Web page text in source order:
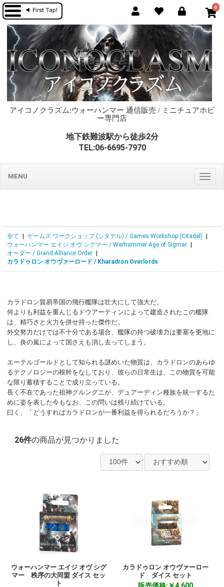
0
アイコノクラズム:ウォーハンマー 通信販売 / ミニチュアホビ
ー専門店
地下鉄難波駅から徒歩2分
TEL:06-6695-7970
MENU
全て ゲームズ ワークショップ (シタデル) / Games Workshop (Citadel)
ウォーハンマー エイジ オヴ シグマー / Warhammer Age of Sigmar
オーダー / Grand Alliance Order
カラドゥロン オウヴァーロード / Kharadron Overlords
カラドロン貿易帝国の飛行艦隊は壮大にして強大だ。
何よりも利益を重んじるドウアーティンによって建造されたこの艦隊
は、精巧さと火力を併せ持った傑作だ。
外交努力だけでは不十分である場合、艦隊の持つ破壊力は要塞を更地に
し、炎の嵐によって国さえも消し去ってしまう。
エーテルゴールドとして知られる謎めいた物質は、カラドロンのあらゆ
るテクノロジーの根幹をなしており、彼らの日常生は、この物質を可能
な限り蓄積することで成り立っている。
長く不在であった祖神グルングニが、デュアーディン種族を統一するた
めに姿を表した今もなお、この問いは残り続けている。
曰く、「どうすればカラドロンが一番利益を得られるだろうか？」
26件の商品が見つかりました
ウォーハンマー エイジ オヴ シグ
マー 秩序の大同盟 ダイス セッ
ト
カラドゥロン オウヴァーロー
ド ダイス セット